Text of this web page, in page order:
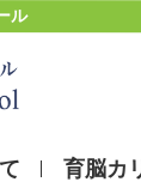
ル
育脳カ